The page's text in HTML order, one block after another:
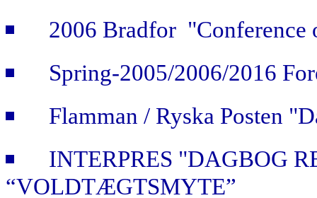
2006 Bradfor "Conference
Spring-2005/2006/2016
Flamman / Ryska Posten
INTERPRES "DAGBOG
“VOLDTÆGTSMYTE”